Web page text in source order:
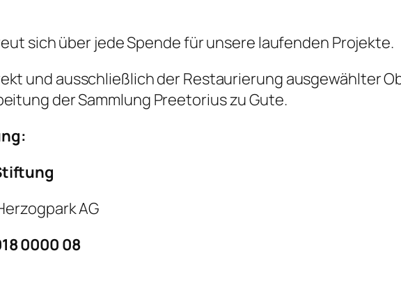
sich über jede Spende für unsere laufenden Projekte.
und ausschließlich der Restaurierung ausgewählter
der Sammlung Preetorius zu Gute.
AG
0000 08